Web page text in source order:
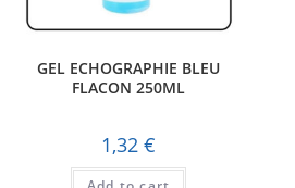
GEL ECHOGRAPHIE BLEU
FLACON 250ML
1,32€